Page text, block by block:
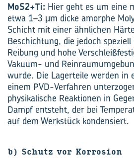
MoS2+Ti: Hier geht es um eine
etwa 1–3 μm dicke amorphe
Schicht mit einer ähnlichen
Beschichtung, die jedoch
Reibung und hohe
Vakuum- und
wurde. Die Lagerteile werden in
einem PVD-Verfahren
physikalische Reaktionen in
Dampf entsteht, der bei
auf dem Werkstück kondensiert.
b) Schutz vor Korrosion